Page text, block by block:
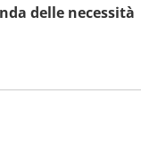
delle necessità